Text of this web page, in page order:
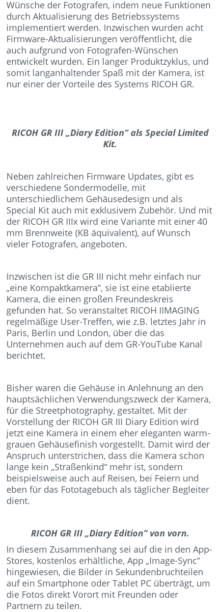
Wünsche der Fotografen, indem neue Funktionen
durch Aktualisierung des Betriebssystems
implementiert werden. Inzwischen wurden acht
Firmware-Aktualisierungen veröffentlicht, die
auch aufgrund von Fotografen-Wünschen
entwickelt wurden. Ein langer Produktzyklus, und
somit langanhaltender Spaß mit der Kamera, ist
nur einer der Vorteile des Systems RICOH GR.
RICOH GR III „Diary Edition“ als Special Limited
Kit.
Neben zahlreichen Firmware Updates, gibt es
verschiedene Sondermodelle, mit
unterschiedlichem Gehäusedesign und als
Special Kit auch mit exklusivem Zubehör. Und mit
der RICOH GR IIIx wird eine Variante mit einer 40
mm Brennweite (KB äquivalent), auf Wunsch
vieler Fotografen, angeboten.
Inzwischen ist die GR III nicht mehr einfach nur
„eine Kompaktkamera“, sie ist eine etablierte
Kamera, die einen großen Freundeskreis
gefunden hat. So veranstaltet RICOH IIMAGING
regelmäßige User-Treffen, wie z.B. letztes Jahr in
Paris, Berlin und London, über die das
Unternehmen auch auf dem GR-YouTube Kanal
berichtet.
Bisher waren die Gehäuse in Anlehnung an den
hauptsächlichen Verwendungszweck der Kamera,
für die Streetphotography, gestaltet. Mit der
Vorstellung der RICOH GR III Diary Edition wird
jetzt eine Kamera in einem eher eleganten warm-
grauen Gehäusefinish vorgestellt. Damit wird der
Anspruch unterstrichen, dass die Kamera schon
lange kein „Straßenkind“ mehr ist, sondern
beispielsweise auch auf Reisen, bei Feiern und
eben für das Fototagebuch als täglicher Begleiter
dient.
RICOH GR III „Diary Edition“ von vorn.
In diesem Zusammenhang sei auf die in den App-
Stores, kostenlos erhältliche, App „Image-Sync“
hingewiesen, die Bilder in Sekundenbruchteilen
auf ein Smartphone oder Tablet PC überträgt, um
die Fotos direkt Vorort mit Freunden oder
Partnern zu teilen.